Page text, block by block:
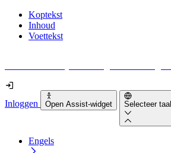
Koptekst
Inhoud
Voettekst
Inloggen Open Assist-widget Selecteer taal
Engels